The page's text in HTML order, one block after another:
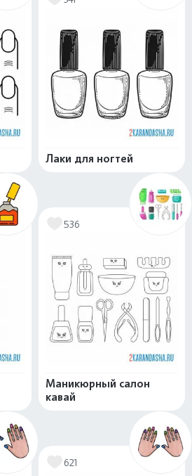
Лаки для ногтей
536
Маникюрный салон
кавай
621